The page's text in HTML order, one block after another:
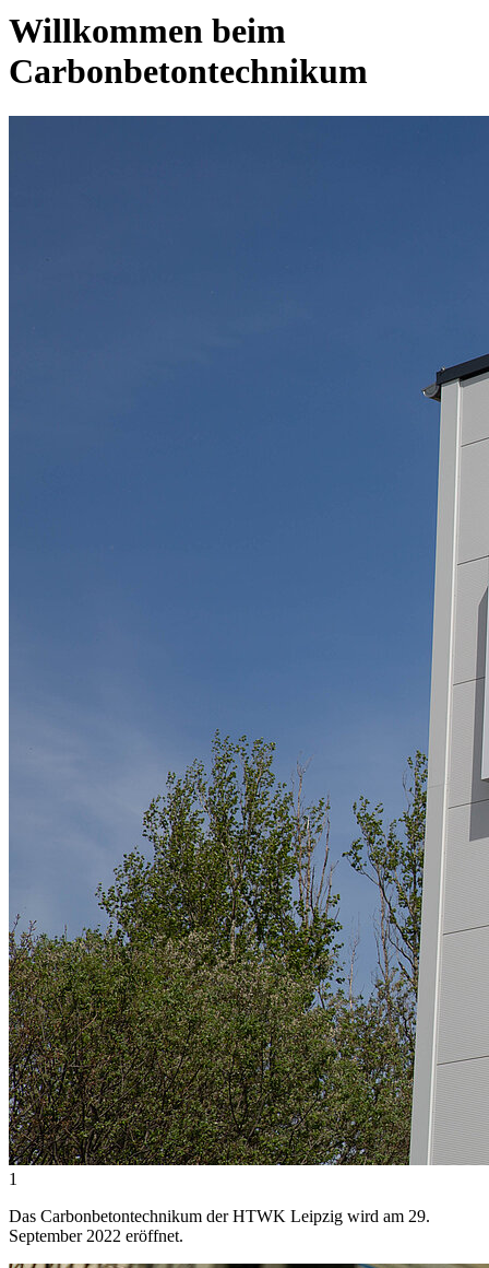
Willkommen beim
Carbonbetontechnikum
1
Das Carbonbetontechnikum der HTWK Leipzig wird am 29.
September 2022 eröffnet.